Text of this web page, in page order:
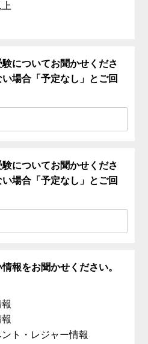
についてお聞かせくださ
場合「予定なし」とご回
についてお聞かせくださ
場合「予定なし」とご回
報をお聞かせください。
ト・レジャー情報